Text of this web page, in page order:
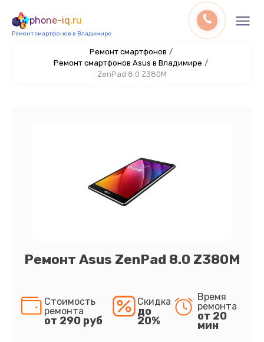
phone-iq.ru
Ремонт смартфонов в Владимире
Ремонт смартфонов /
Ремонт смартфонов Asus в Владимире /
ZenPad 8.0 Z380M
Ремонт Asus ZenPad 8.0 Z380M
Стоимость
ремонта
от 290 руб
Скидка
до
20%
Время
ремонта
от 20
мин